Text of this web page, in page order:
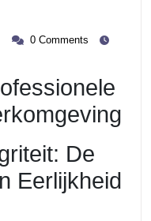
zwart- 0 Comments
De
Eerlijkheid